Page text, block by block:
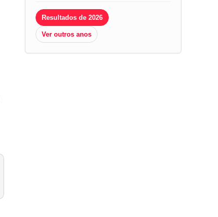
Resultados de 2026
Ver outros anos